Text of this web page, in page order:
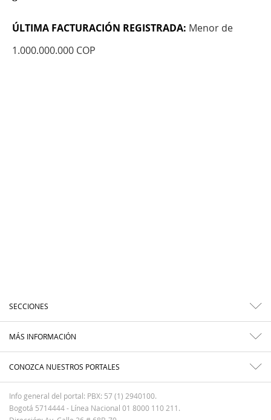
ÚLTIMA FACTURACIÓN REGISTRADA: Menor de
1.000.000.000 COP
SECCIONES
MÁS INFORMACIÓN
CONOZCA NUESTROS PORTALES
Info general del portal: PBX: 57 (1) 2940100.
Bogotá 5714444 - Línea Nacional 01 8000 110 211.